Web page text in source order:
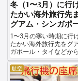
冬（1〜3月）に行
たかい海外旅行先
グアム・シンガポ
イ・ベトナムを比
1〜3月の寒い時期に行
たかい海外旅行先をグ
ガポール・タイなどか
較検討しました。
航空